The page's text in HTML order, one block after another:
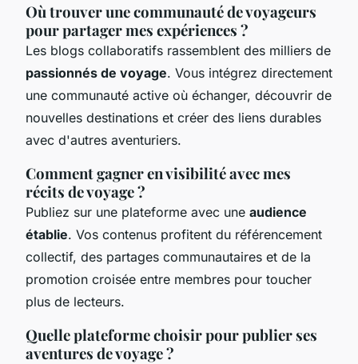
Où trouver une communauté de voyageurs
pour partager mes expériences ?
Les blogs collaboratifs rassemblent des milliers de
passionnés de voyage. Vous intégrez directement
une communauté active où échanger, découvrir de
nouvelles destinations et créer des liens durables
avec d'autres aventuriers.
Comment gagner en visibilité avec mes
récits de voyage ?
Publiez sur une plateforme avec une audience
établie. Vos contenus profitent du référencement
collectif, des partages communautaires et de la
promotion croisée entre membres pour toucher
plus de lecteurs.
Quelle plateforme choisir pour publier ses
aventures de voyage ?